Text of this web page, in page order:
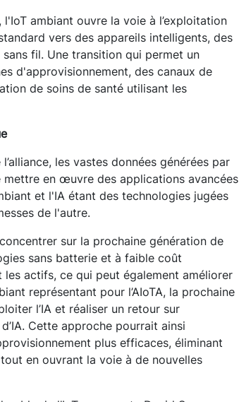
ambiant ouvre la voie à l’exploitation
vers des appareils intelligents, des
fil. Une transition qui permet un
d'approvisionnement, des canaux de
de soins de santé utilisant les
les vastes données générées par
en œuvre des applications avancées
et l'IA étant des technologies jugées
de l'autre.
sur la prochaine génération de
sans batterie et à faible coût
actifs, ce qui peut également améliorer
représentant pour l’AIoTA, la prochaine
l’IA et réaliser un retour sur
Cette approche pourrait ainsi
plus efficaces, éliminant
en ouvrant la voie à de nouvelles